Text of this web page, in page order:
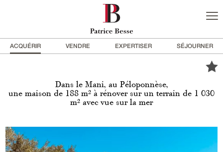
ACQUÉRIR VENDRE EXPERTISER SÉJOURNER
Dans le Mani, au Péloponnèse,
une maison de 188 m² à rénover sur un terrain de 1 030
m² avec vue sur la mer